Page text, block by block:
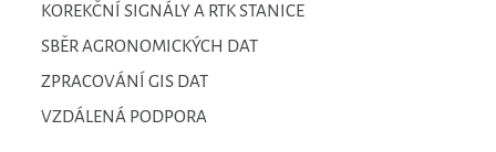
KOREKČNÍ SIGNÁLY A RTK STANICE
SBĚR AGRONOMICKÝCH DAT
ZPRACOVÁNÍ GIS DAT
VZDÁLENÁ PODPORA